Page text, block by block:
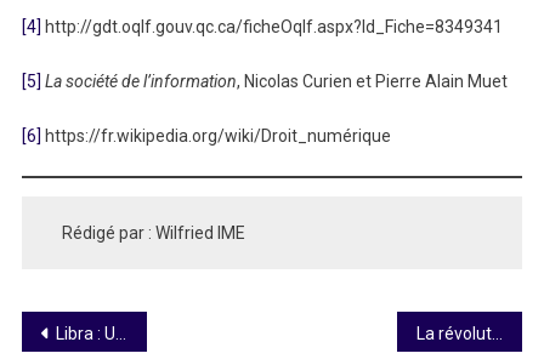
[4] http://gdt.oqlf.gouv.qc.ca/ficheOqlf.aspx?Id_Fiche=8349341
[5] La société de l’information, Nicolas Curien et Pierre Alain Muet
[6] https://fr.wikipedia.org/wiki/Droit_numérique
Rédigé par : Wilfried IME
Navigation
Libra : Un projet qui inquiète La révolution numérique par le prisme du droit de l’UE